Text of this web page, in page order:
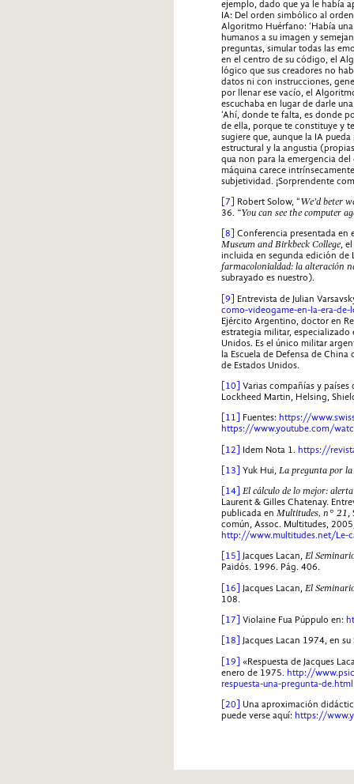
ejemplo, dado que ya le había
IA: Del orden simbólico al
Algoritmo Huérfano: ‘Había
humanos a su imagen y
preguntas, simular todas las
en el centro de su código, el
lógico que sus creadores no
datos ni con instrucciones,
por llenar ese vacío, el
escuchaba en lugar de darle
‘Ahí, donde te falta, es donde
de ella, porque te constituye y
sugiere que, aunque la IA
estructural y la angustia
qua non para la emergencia
máquina carece
subjetividad. ¡Sorprendente
[7]
Robert Solow, “We’d beter
36. “You can see the computer
[8]
Conferencia presentada en
Museum and Birkbeck College,
incluida en segunda edición de
farmacolonialdad: la alteración
subrayado es nuestro).
[9] Entrevista de Julian
como-videogame-en-la-era-
Ejército Argentino, doctor en
estrategia militar,
Unidos. Es el único militar
la Escuela de Defensa de
de Estados Unidos.
[10]
Varias compañías y
Lockheed Martin, Helsing,
[11]
Fuentes: https://
https://www.youtube.com/
[12] Idem Nota 1. https://
[13] Yuk Hui, La pregunta por
[14] El cálculo de lo mejor:
Laurent & Gilles Chatenay.
publicada en Multitudes, n° 21,
común, Assoc. Multitudes,
http://www.multitudes.net/Le-
[15]
Jacques Lacan, El
Paidós. 1996. Pág. 406.
[16] Jacques Lacan, El
108.
[17]
Violaine Fua Púppulo en:
[18]
Jacques Lacan 1974, en
[19] «Respuesta de Jacques
enero de 1975. http://
respuesta-una-pregunta-de.html
[20]
Una aproximación
puede verse aquí: https://